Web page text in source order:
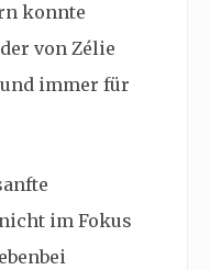
konnte
von Zélie
immer für
im Fokus